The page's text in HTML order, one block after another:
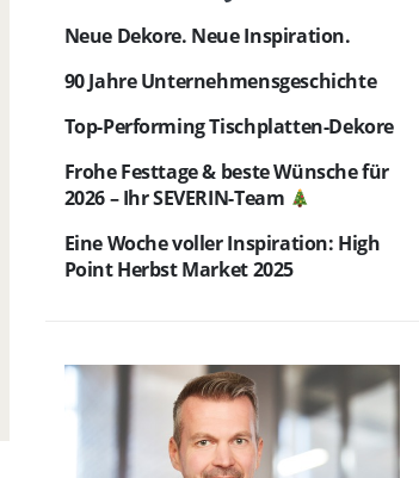
Neue Dekore. Neue Inspiration.
90 Jahre Unternehmensgeschichte
Top-Performing Tischplatten-Dekore
Frohe Festtage & beste Wünsche für
2026 – Ihr SEVERIN-Team
Eine Woche voller Inspiration: High
Point Herbst Market 2025